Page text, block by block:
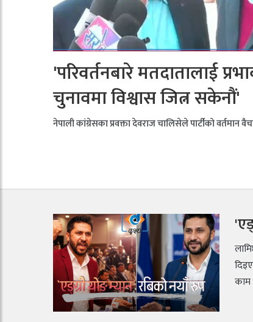
'परिवर्तनबारे मतदातालाई
चुनावमा विश्वास जित्न सकेनौं'
नेपाली कांग्रेसका प्रवक्ता देवराज चालिसेले पार्टीको वर्तमान